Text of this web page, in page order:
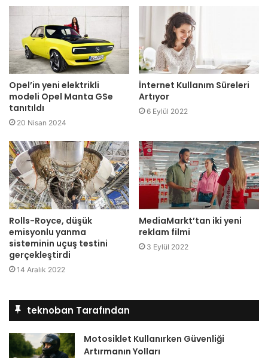
Opel’in yeni elektrikli
modeli Opel Manta GSe
tanıtıldı
20 Nisan 2024
İnternet Kullanım Süreleri
Artıyor
6 Eylül 2022
Rolls-Royce, düşük
emisyonlu yanma
sisteminin uçuş testini
gerçekleştirdi
14 Aralık 2022
MediaMarkt’tan iki yeni
reklam filmi
3 Eylül 2022
teknoban Tarafından
Motosiklet Kullanırken Güvenliği
Artırmanın Yolları